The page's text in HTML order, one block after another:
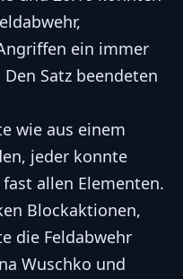
ein immer
Satz beendeten
wie aus einem
jeder konnte
allen Elementen.
Blockaktionen,
die Feldabwehr
Wuschko und